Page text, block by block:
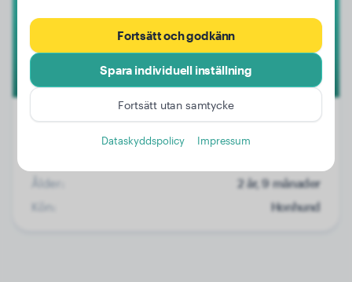
Ålder:
2 år, 9 månader
Kön:
Honhund
Fortsätt och godkänn
Spara individuell inställning
Fortsätt utan samtycke
Dataskyddspolicy Impressum